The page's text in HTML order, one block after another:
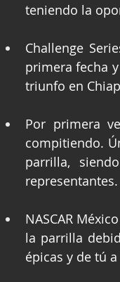
teniendo la
Challenge
primera fecha
triunfo en
Por primera
compitiendo.
parrilla,
representantes.
NASCAR
la parrilla
épicas y de tú